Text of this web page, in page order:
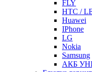
FLY
HTC /
Huawei
IPhone
LG
Nokia
Samsung
АКБ